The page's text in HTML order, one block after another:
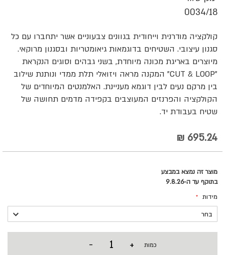
0034/18
קולקציה מודרנית וייחודית בגוונים צבעוניים אשר יתחברו עם כל
סגנון עיצובי. השטיחים בדוגמאות גיאומטריות ובסגנון מרוקאי.
מיוצרים באריגת מכונה מיוחדת, בשני גבהים וסוגים הנקראת
"CUT & LOOP" המקנה מראה ויזואלי תלת ממדי ונותנת שילוב
בין מרקם נעים לבין דוגמא מעניינת. האלמנטים המיוחדים של
הקולקציה והפרנזים המעוצבים בקפידה מדמים תחושה של
שטיח בעבודת יד.
695.24 ₪
מוצר זה נמצא במבצע
בתוקף עד ה-9.8.26
מידות
כמות +
-
תמונות